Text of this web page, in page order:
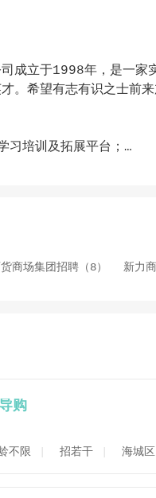
成立于1998年，是一
。希望有志有识之士前
习培训及拓展平台；
储备，有相应岗位时，
联系人： 彭小姐/陈小姐
商场集团招聘（8） 新力
购
不限 招若干 海城区